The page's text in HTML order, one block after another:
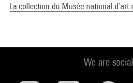
La collection du Musée national d’art
We are social